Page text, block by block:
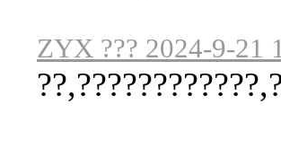
ZYX ??? 2024-9-21